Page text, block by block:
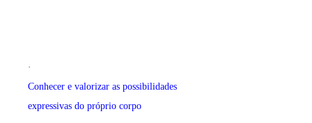
·
Conhecer e valorizar as possibilidades
expressivas do próprio corpo